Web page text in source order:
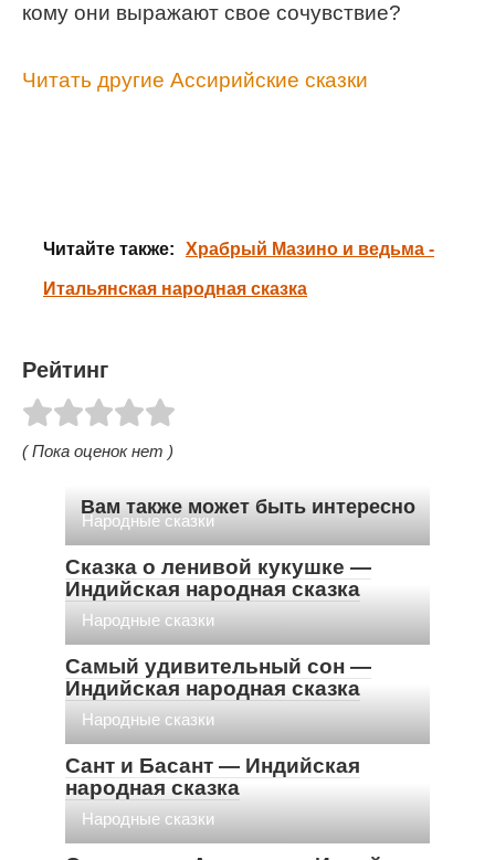
кому они выражают свое сочувствие?
Читать другие Ассирийские сказки
Читайте также: Храбрый Мазино и ведьма -
Итальянская народная сказка
Рейтинг
( Пока оценок нет )
Вам также может быть интересно
Народные сказки
Сказка о ленивой кукушке —
Индийская народная сказка
Народные сказки
Самый удивительный сон —
Индийская народная сказка
Народные сказки
Сант и Басант — Индийская
народная сказка
Народные сказки